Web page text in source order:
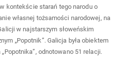
kontekście starań tego narodu o
własnej tożsamości narodowej, na
w najstarszym słoweńskim
„Popotnik”. Galicja była obiektem
odnotowano 51 relacji.